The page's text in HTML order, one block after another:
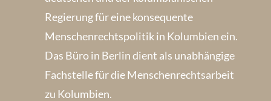
Regierung für eine konsequente
Menschenrechts­politik in Kolum­bien ein.
Das Büro in Berlin dient als unabhängige
Fachstelle für die Menschen­rechtsarbeit
zu Kolumbien.